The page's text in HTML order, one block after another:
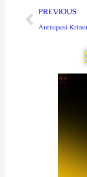
Prev
PREVIOUS